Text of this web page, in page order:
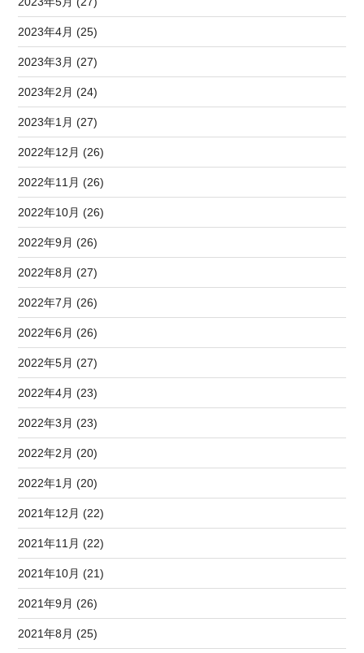
2023年4月 (25)
2023年3月 (27)
2023年2月 (24)
2023年1月 (27)
2022年12月 (26)
2022年11月 (26)
2022年10月 (26)
2022年9月 (26)
2022年8月 (27)
2022年7月 (26)
2022年6月 (26)
2022年5月 (27)
2022年4月 (23)
2022年3月 (23)
2022年2月 (20)
2022年1月 (20)
2021年12月 (22)
2021年11月 (22)
2021年10月 (21)
2021年9月 (26)
2021年8月 (25)